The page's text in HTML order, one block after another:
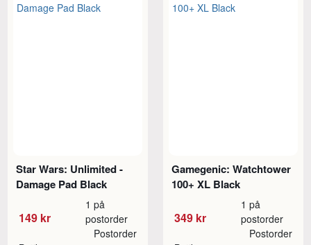
Star Wars: Unlimited -
Damage Pad Black
149 kr
1 på
postorder
Postorder
Gamegenic: Watchtower
100+ XL Black
349 kr
1 på
postorder
Postorder